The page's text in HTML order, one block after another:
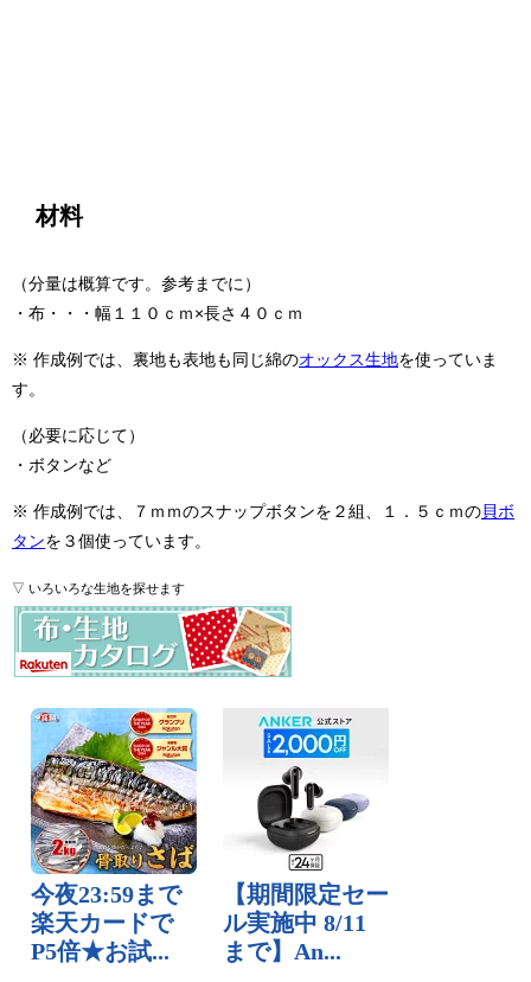
材料
（分量は概算です。参考までに）
・布・・・幅１１０ｃｍ×長さ４０ｃｍ
※ 作成例では、裏地も表地も同じ綿のオックス生地を使っていま
す。
（必要に応じて）
・ボタンなど
※ 作成例では、７ｍｍのスナップボタンを２組、１．５ｃｍの 貝ボ
タンを３個使っています。
▽ いろいろな生地を探せます